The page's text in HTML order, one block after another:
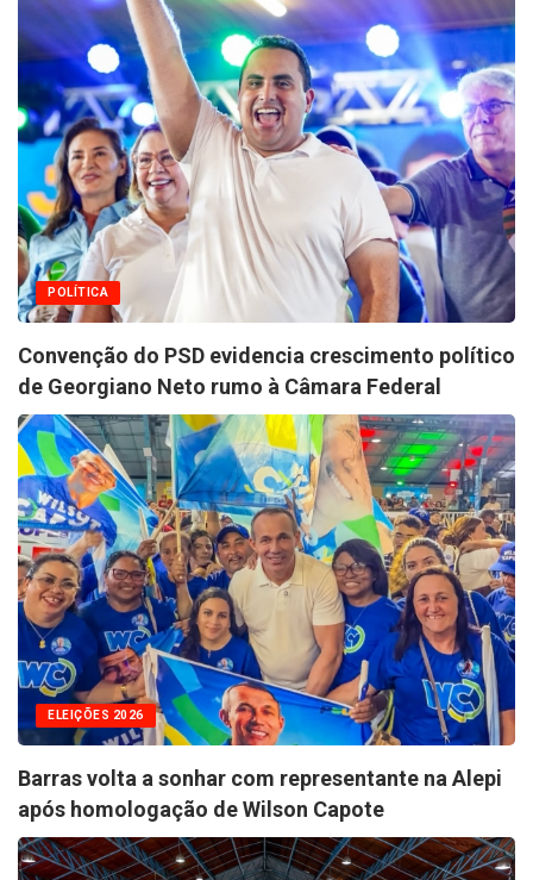
POLÍTICA
Convenção do PSD evidencia crescimento político
de Georgiano Neto rumo à Câmara Federal
ELEIÇÕES 2026
Barras volta a sonhar com representante na Alepi
após homologação de Wilson Capote